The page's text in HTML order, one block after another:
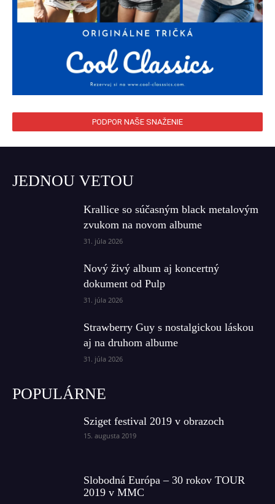
PODPOR NAŠE SNAŽENIE
JEDNOU VETOU
Krallice so súčasným black metalovým
zvukom na novom albume
31. júla 2026
Nový živý album aj koncertný
dokument od Pulp
31. júla 2026
Strawberry Guy s nostalgickou láskou
aj na druhom albume
31. júla 2026
POPULÁRNE
Sziget festival 2019 v obrazoch
15. augusta 2019
Slobodná Európa – 30 rokov TOUR
2019 v MMC